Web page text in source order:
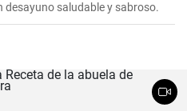
saludable y sabroso.